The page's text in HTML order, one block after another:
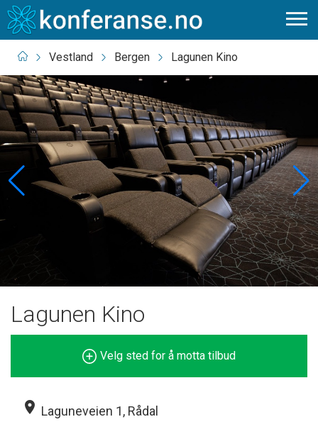
Vestland Bergen Lagunen Kino
Lagunen Kino
Velg sted for å motta tilbud
place Laguneveien 1, Rådal